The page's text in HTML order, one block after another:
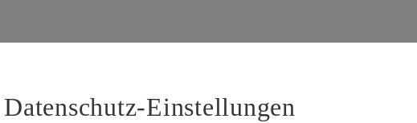
Datenschutz-Einstellungen